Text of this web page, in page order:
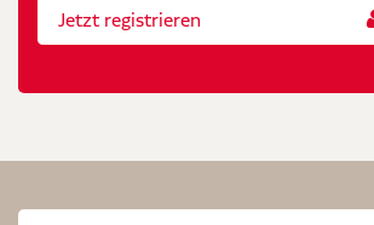
Jetzt registrieren